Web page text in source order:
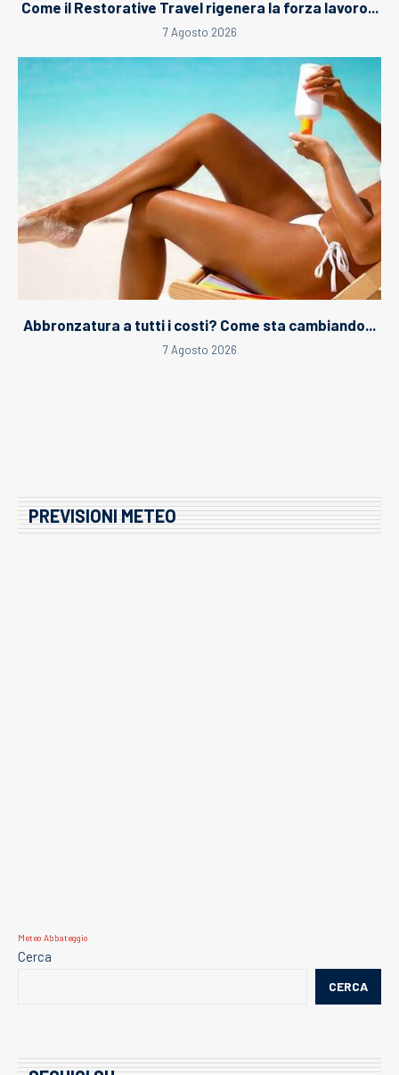
Come il Restorative Travel rigenera la forza lavoro...
7 Agosto 2026
Abbronzatura a tutti i costi? Come sta cambiando...
7 Agosto 2026
PREVISIONI METEO
Meteo Abbateggio
Cerca
CERCA